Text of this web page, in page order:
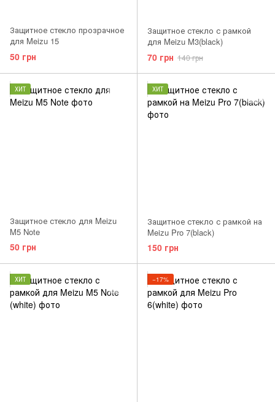
Защитное стекло прозрачное
для Meizu 15
50 грн
Защитное стекло с рамкой
для Meizu M3(black)
70 грн 140 грн
ХИТ
Защитное стекло для Meizu
M5 Note
50 грн
ХИТ
Защитное стекло с рамкой на
Meizu Pro 7(black)
150 грн
ХИТ −17%